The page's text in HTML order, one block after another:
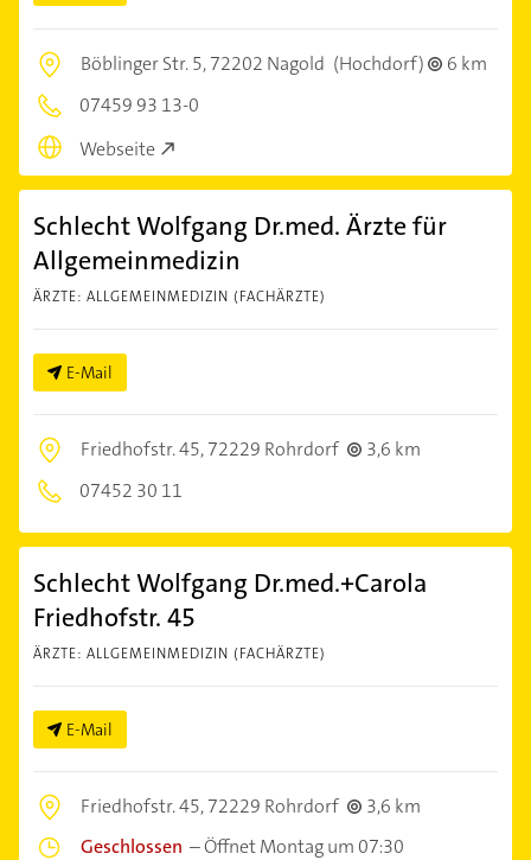
Böblinger Str. 5,72202 Nagold (Hochdorf)
6 km
07459 93 13-0
Webseite
Schlecht Wolfgang Dr.med. Ärzte für
Allgemeinmedizin
ÄRZTE: ALLGEMEINMEDIZIN (FACHÄRZTE)
E-Mail
Friedhofstr. 45,72229 Rohrdorf
3,6 km
07452 30 11
Schlecht Wolfgang Dr.med.+Carola
Friedhofstr. 45
ÄRZTE: ALLGEMEINMEDIZIN (FACHÄRZTE)
E-Mail
Friedhofstr. 45,72229 Rohrdorf
3,6 km
Geschlossen –Öffnet Montag um 07:30